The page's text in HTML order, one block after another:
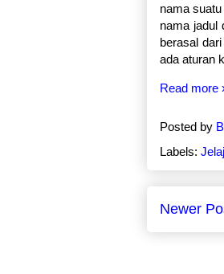
nama
nama jadul
berasal
ada aturan
Read more
Posted by
Labels:
Newer